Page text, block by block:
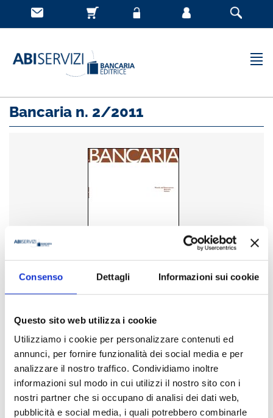
Consenso Dettagli Informazioni sui cookie
Questo sito web utilizza i cookie
Utilizziamo i cookie per personalizzare contenuti ed
annunci, per fornire funzionalità dei social media e per
analizzare il nostro traffico. Condividiamo inoltre
informazioni sul modo in cui utilizzi il nostro sito con i
nostri partner che si occupano di analisi dei dati web,
pubblicità e social media, i quali potrebbero combinarle
Bancaria n. 2/2011
Mensile dell'Associazione Bancaria Italiana
Editore
Bancaria Editrice
Anno